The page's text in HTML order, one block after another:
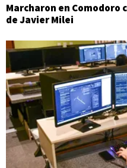
Marcharon en Comodoro
de Javier Milei